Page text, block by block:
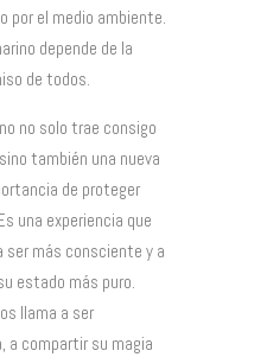
por el medio ambiente.
depende de la
de todos.
no solo trae consigo
también una nueva
de proteger
una experiencia que
ser más consciente y a
estado más puro.
llama a ser
a compartir su magia